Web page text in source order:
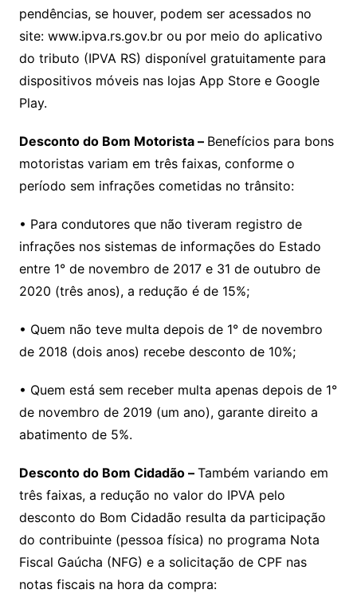
pendências, se houver, podem ser acessados no
site: www.ipva.rs.gov.br ou por meio do aplicativo
do tributo (IPVA RS) disponível gratuitamente para
dispositivos móveis nas lojas App Store e Google
Play.
Desconto do Bom Motorista – Benefícios para bons
motoristas variam em três faixas, conforme o
período sem infrações cometidas no trânsito:
• Para condutores que não tiveram registro de
infrações nos sistemas de informações do Estado
entre 1° de novembro de 2017 e 31 de outubro de
2020 (três anos), a redução é de 15%;
• Quem não teve multa depois de 1° de novembro
de 2018 (dois anos) recebe desconto de 10%;
• Quem está sem receber multa apenas depois de 1°
de novembro de 2019 (um ano), garante direito a
abatimento de 5%.
Desconto do Bom Cidadão – Também variando em
três faixas, a redução no valor do IPVA pelo
desconto do Bom Cidadão resulta da participação
do contribuinte (pessoa física) no programa Nota
Fiscal Gaúcha (NFG) e a solicitação de CPF nas
notas fiscais na hora da compra: